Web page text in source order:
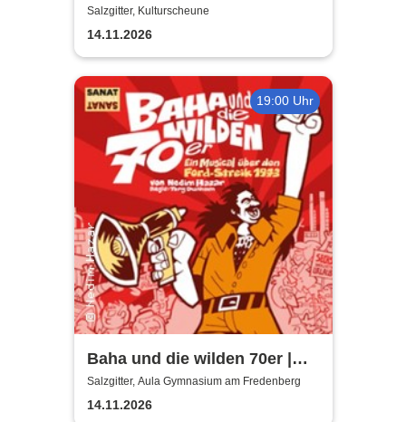
Metallica
Salzgitter, Kulturscheune
14.11.2026
19:00 Uhr
Baha und die wilden 70er |
Aula Gymnasium am
Fredenberg
Salzgitter, Aula Gymnasium am Fredenberg
14.11.2026